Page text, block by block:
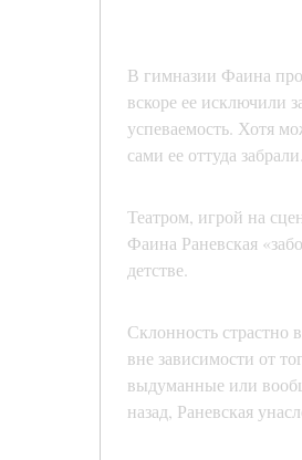
В гимназии Фаина
вскоре ее исключили
успеваемость. Хотя
сами ее оттуда забрали.
Театром, игрой на
Фаина Раневская
детстве.
Склонность страстно
вне зависимости от
выдуманные или
назад, Раневская